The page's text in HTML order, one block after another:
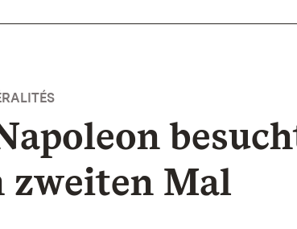
zweiten Mal